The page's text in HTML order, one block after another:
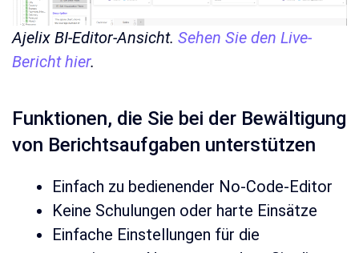
Ajelix BI-Editor-Ansicht. Sehen Sie den Live-
Bericht hier.
Funktionen, die Sie bei der Bewältigung
von Berichtsaufgaben unterstützen
Einfach zu bedienender No-Code-Editor
Keine Schulungen oder harte Einsätze
Einfache Einstellungen für die